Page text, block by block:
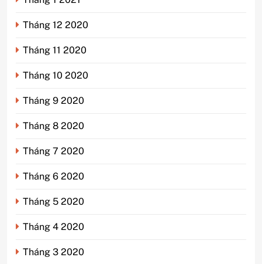
Tháng 12 2020
Tháng 11 2020
Tháng 10 2020
Tháng 9 2020
Tháng 8 2020
Tháng 7 2020
Tháng 6 2020
Tháng 5 2020
Tháng 4 2020
Tháng 3 2020